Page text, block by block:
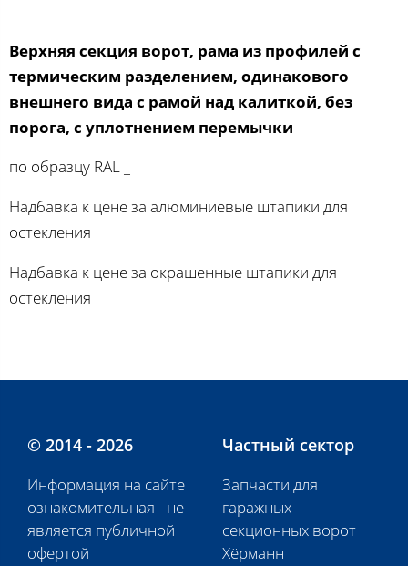
Верхняя секция ворот, рама из профилей с
термическим разделением, одинакового
внешнего вида с рамой над калиткой, без
порога, с уплотнением перемычки
по образцу RAL _
Надбавка к цене за алюминиевые штапики для
остекления
Надбавка к цене за окрашенные штапики для
остекления
© 2014 - 2026
Информация на сайте
ознакомительная - не
является публичной
офертой
Частный сектор
Запчасти для
гаражных
секционных ворот
Хёрманн